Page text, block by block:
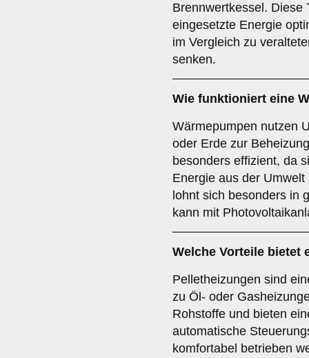
Brennwertkessel. Diese
eingesetzte Energie
im Vergleich zu
senken.
Wie funktioniert eine
Wärmepumpen nutzen
oder Erde zur
besonders effizient, da
Energie aus der
lohnt sich besonders in
kann mit
Welche Vorteile bietet
Pelletheizungen sind
zu Öl- oder
Rohstoffe und bieten
automatische
komfortabel betrieben